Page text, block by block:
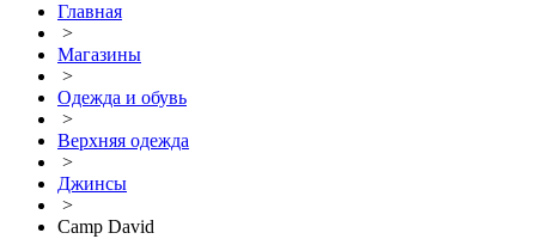
Главная
>
Магазины
>
Одежда и обувь
>
Верхняя одежда
>
Джинсы
>
Camp David